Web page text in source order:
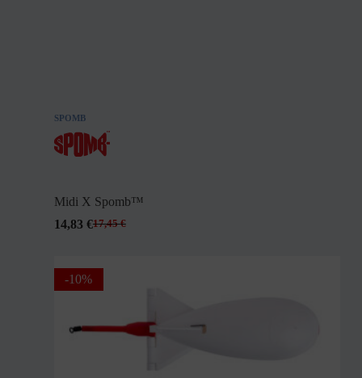
SPOMB
Midi X Spomb™
17,45€
14,83 €
-10%